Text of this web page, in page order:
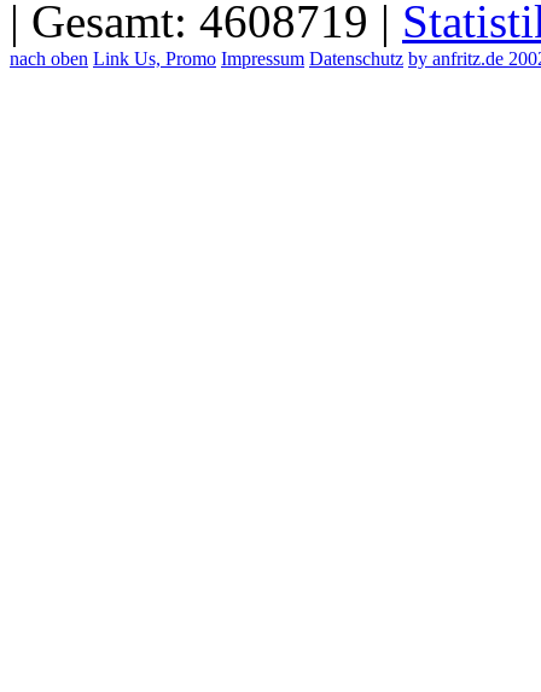
| Gesamt: 4608719 |
nach oben Link Us, Promo Impressum Datenschutz by anfritz.de